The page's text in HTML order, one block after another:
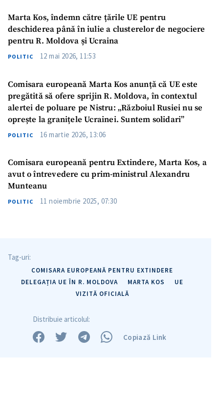
Marta Kos, îndemn către țările UE pentru
deschiderea până în iulie a clusterelor de negociere
pentru R. Moldova și Ucraina
POLITIC 12 mai 2026, 11:53
Comisara europeană Marta Kos anunță că UE este
pregătită să ofere sprijin R. Moldova, în contextul
alertei de poluare pe Nistru: „Războiul Rusiei nu se
oprește la granițele Ucrainei. Suntem solidari”
POLITIC 16 martie 2026, 13:06
Comisara europeană pentru Extindere, Marta Kos, a
avut o întrevedere cu prim-ministrul Alexandru
Munteanu
POLITIC 11 noiembrie 2025, 07:30
Tag-uri:
COMISARA EUROPEANĂ PENTRU EXTINDERE
DELEGAȚIA UE ÎN R. MOLDOVA
MARTA KOS
UE
VIZITĂ OFICIALĂ
Distribuie articolul:
Copiază Link